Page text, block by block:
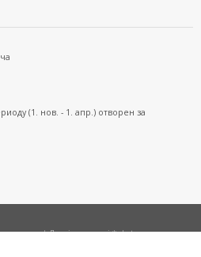
(1. нов. - 1. апр.) отворен за
| Дизајн и развој *nbgteam